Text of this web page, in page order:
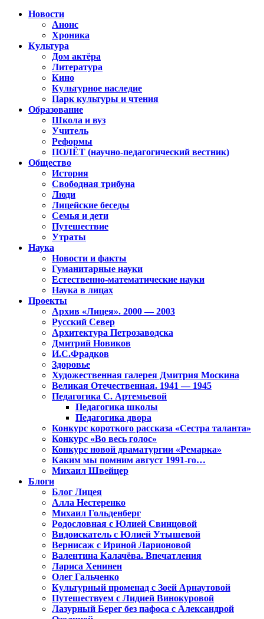
Новости
Анонс
Хроника
Культура
Дом актёра
Литература
Кино
Культурное наследие
Парк культуры и чтения
Образование
Школа и вуз
Учитель
Реформы
ПОЛЁТ (научно-педагогический вестник)
Общество
История
Свободная трибуна
Люди
Лицейские беседы
Семья и дети
Путешествие
Утраты
Наука
Новости и факты
Гуманитарные науки
Естественно-математические науки
Наука в лицах
Проекты
Архив «Лицея». 2000 — 2003
Русский Север
Архитектура Петрозаводска
Дмитрий Новиков
И.С.Фрадков
Здоровье
Художественная галерея Дмитрия Москина
Великая Отечественная. 1941 — 1945
Педагогика С. Артемьевой
Педагогика школы
Педагогика двора
Конкурс короткого рассказа «Сестра таланта»
Конкурс «Во весь голос»
Конкурс новой драматургии «Ремарка»
Каким мы помним август 1991-го…
Михаил Швейцер
Блоги
Блог Лицея
Алла Нестеренко
Михаил Гольденберг
Родословная с Юлией Свинцовой
Видоискатель с Юлией Утышевой
Вернисаж с Ириной Ларионовой
Валентина Калачёва. Впечатления
Лариса Хенинен
Олег Гальченко
Культурный променад с Зоей Арнаутовой
Путешествуем с Лидией Винокуровой
Лазурный Берег без пафоса с Александрой